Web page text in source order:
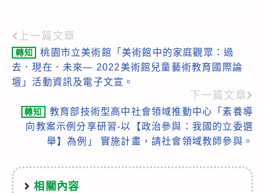
Read
more
articles
上一篇文章
轉知
桃園市立美術館「美術館中的家庭觀眾：過
去．現在．未來— 2022美術館兒童藝術教育國際論
壇」活動資訊及電子文宣。
下一篇文章
轉知
教育部技術型高中社會領域推動中心「素養導
向教案示例分享研習-以【政治參與：我國的立委選
舉】為例」 實施計畫，請社會領域教師參與。
相關內容